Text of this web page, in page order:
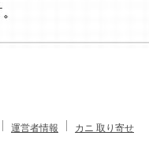
運営者情報 カニ 取り寄せ